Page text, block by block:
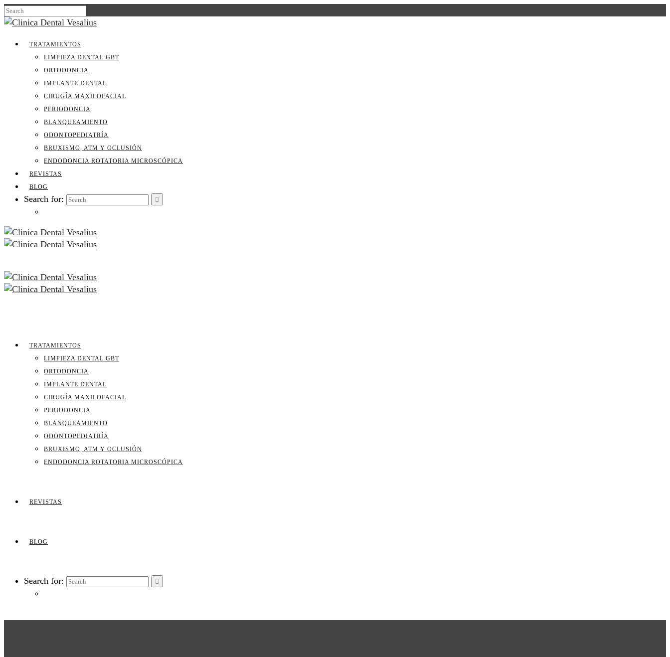
TRATAMIENTOS
LIMPIEZA DENTAL GBT
ORTODONCIA
IMPLANTE DENTAL
CIRUGÍA MAXILOFACIAL
PERIODONCIA
BLANQUEAMIENTO
ODONTOPEDIATRÍA
BRUXISMO, ATM Y OCLUSIÓN
ENDODONCIA ROTATORIA MICROSCÓPICA
REVISTAS
BLOG
Search for:
TRATAMIENTOS
LIMPIEZA DENTAL GBT
ORTODONCIA
IMPLANTE DENTAL
CIRUGÍA MAXILOFACIAL
PERIODONCIA
BLANQUEAMIENTO
ODONTOPEDIATRÍA
BRUXISMO, ATM Y OCLUSIÓN
ENDODONCIA ROTATORIA MICROSCÓPICA
REVISTAS
BLOG
Search for: